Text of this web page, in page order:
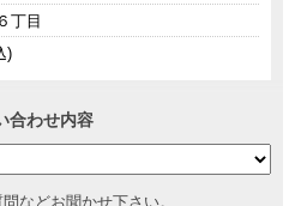
丁目
)
合わせ内容
などお聞かせ下さい。